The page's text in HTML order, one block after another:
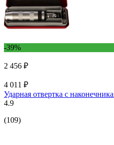
-39%
2 456 ₽
4 011 ₽
Ударная отвертка с
4.9
(109)